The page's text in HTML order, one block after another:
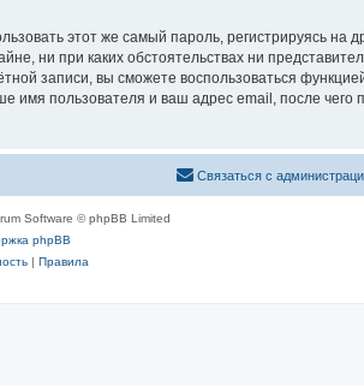
этот же самый пароль, регистрируясь на
ни при каких обстоятельствах ни
записи, вы сможете воспользоваться
пользователя и ваш адрес email, после чего
Связаться с
Software © phpBB Limited
phpBB
| Правила